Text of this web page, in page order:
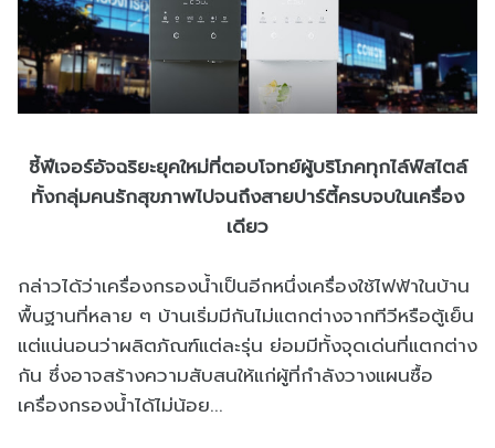
ชี้ฟีเจอร์อัจฉริยะยุคใหม่ที่ตอบโจทย์ผู้บริโภคทุกไล์ฟ์สไตล์
ทั้งกลุ่มคนรักสุขภาพไปจนถึงสายปาร์ตี้ครบจบในเครื่อง
เดียว
กล่าวได้ว่าเครื่องกรองน้ำเป็นอีกหนึ่งเครื่องใช้ไฟฟ้าในบ้าน
พื้นฐานที่หลาย ๆ บ้านเริ่มมีกันไม่แตกต่างจากทีวีหรือตู้เย็น
แต่แน่นอนว่าผลิตภัณฑ์แต่ละรุ่น ย่อมมีทั้งจุดเด่นที่แตกต่าง
กัน ซึ่งอาจสร้างความสับสนให้แก่ผู้ที่กำลังวางแผนซื้อ
เครื่องกรองน้ำได้ไม่น้อย...